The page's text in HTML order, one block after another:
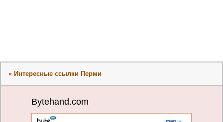
« Интересные ссылки Перми
Bytehand.com